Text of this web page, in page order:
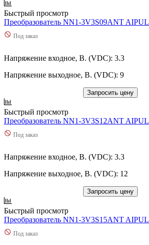
Быстрый просмотр
Преобразователь NN1-3V3S09ANT
Под заказ
Напряжение входное, В. (VDC): 3.3
Напряжение выходное, В. (VDC): 9
Запросить цену
Быстрый просмотр
Преобразователь NN1-3V3S12ANT
Под заказ
Напряжение входное, В. (VDC): 3.3
Напряжение выходное, В. (VDC): 12
Запросить цену
Быстрый просмотр
Преобразователь NN1-3V3S15ANT
Под заказ